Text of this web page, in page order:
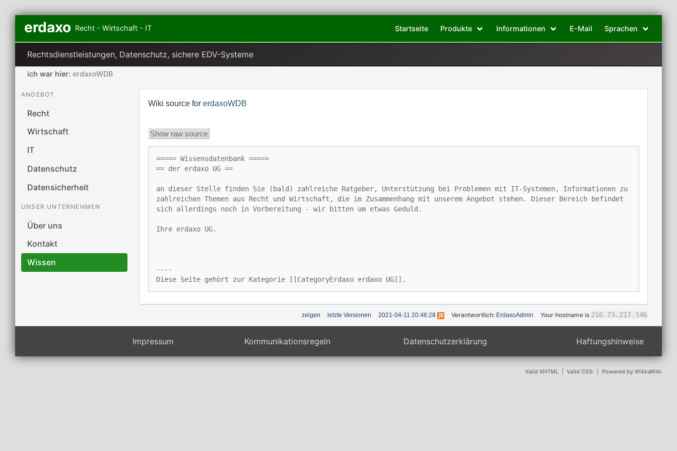
erdaxo Recht - Wirtschaft - IT Startseite Produkte Informationen E-Mail Sprachen
Rechtsdienstleistungen, Datenschutz, sichere EDV-Systeme
ich war hier: erdaxoWDB
ANGEBOT
Recht
Wirtschaft
IT
Datenschutz
Datensicherheit
UNSER UNTERNEHMEN
Über uns
Kontakt
Wissen
Wiki source forerdaxoWDB
Show raw source
===== Wissensdatenbank =====
== der erdaxo UG ==
an dieser Stelle finden Sie (bald) zahlreiche Ratgeber, Unterstützung bei Problemen mit IT-Systemen, Informationen zu
zahlreichen Themen aus Recht und Wirtschaft, die im Zusammenhang mit unserem Angebot stehen. Dieser Bereich befindet
sich allerdings noch in Vorbereitung - wir bitten um etwas Geduld.
Ihre erdaxo UG.
----
Diese Seite gehört zur Kategorie [[CategoryErdaxo erdaxo UG]].
zeigen letzte Versionen 2021-04-11 20:46:28 Verantwortlich: ErdaxoAdmin Your hostname is 216.73.217.146
Impressum Kommunikationsregeln Datenschutzerklärung Haftungshinweise
Valid XHTML Valid CSS: Powered by WikkaWiki